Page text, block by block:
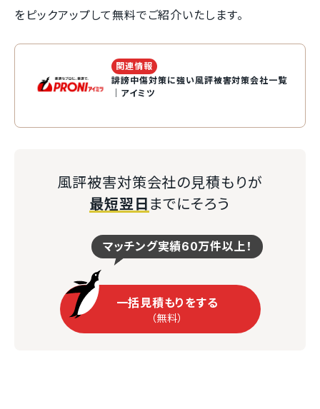
をピックアップして無料でご紹介いたします。
関連情報
誹謗中傷対策に強い風評被害対策会社一覧
｜アイミツ
風評被害対策会社の見積もりが
最短翌日 までにそろう
マッチング実績60万件以上！
一括見積もりをする
（無料）